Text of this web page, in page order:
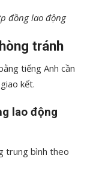
đồng lao động
tránh
tiếng Anh cần
kết.
lao động
trung bình theo